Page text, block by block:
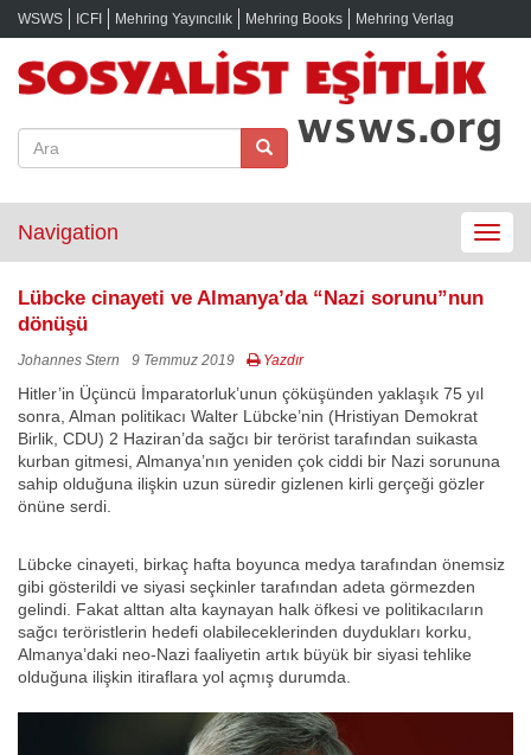
WSWS ICFI Mehring Yayıncılık Mehring Books Mehring Verlag
Toggle
Navigation
Lübcke cinayeti ve Almanya’da “Nazi sorunu”nun
dönüşü
Johannes Stern 9 Temmuz 2019 Yazdır
Hitler’in Üçüncü İmparatorluk’unun çöküşünden yaklaşık 75 yıl
sonra, Alman politikacı Walter Lübcke’nin (Hristiyan Demokrat
Birlik, CDU) 2 Haziran’da sağcı bir terörist tarafından suikasta
kurban gitmesi, Almanya’nın yeniden çok ciddi bir Nazi sorununa
sahip olduğuna ilişkin uzun süredir gizlenen kirli gerçeği gözler
önüne serdi.
Lübcke cinayeti, birkaç hafta boyunca medya tarafından önemsiz
gibi gösterildi ve siyasi seçkinler tarafından adeta görmezden
gelindi. Fakat alttan alta kaynayan halk öfkesi ve politikacıların
sağcı teröristlerin hedefi olabileceklerinden duydukları korku,
Almanya’daki neo-Nazi faaliyetin artık büyük bir siyasi tehlike
olduğuna ilişkin itiraflara yol açmış durumda.